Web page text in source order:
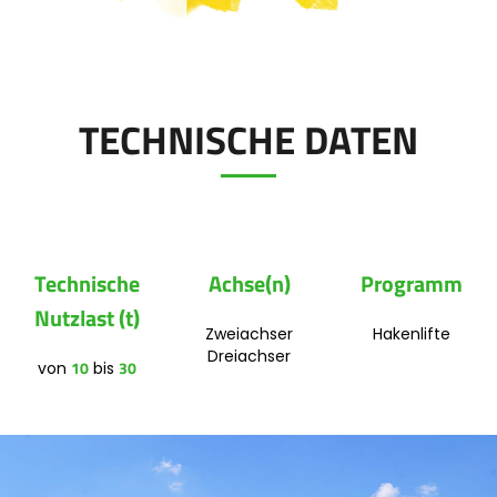
JOBS
KONTAKT
Italiano
Română
TECHNISCHE DATEN
Technische
Nutzlast (t)
von 10 bis30
Achse(n)
Zweiachser
Dreiachser
Programm
Hakenlifte